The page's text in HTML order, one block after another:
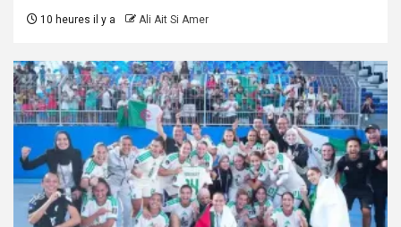
10 heures il y a Ali Ait Si Amer